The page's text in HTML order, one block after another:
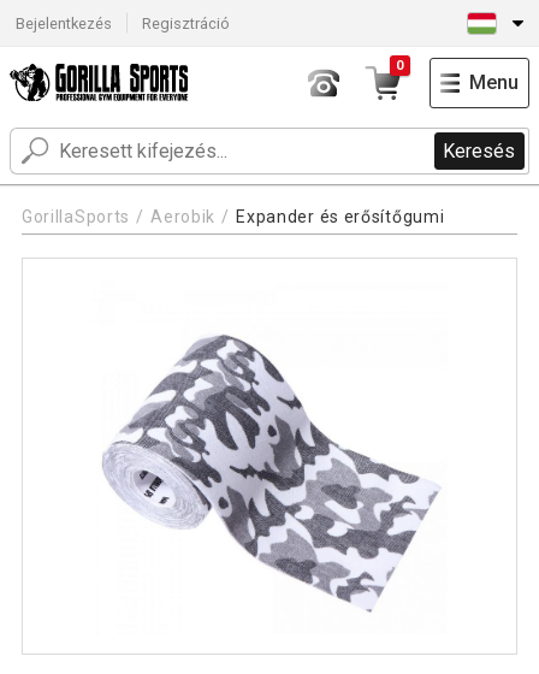
Bejelentkezés Regisztráció
Keresés
0
Menu
GorillaSports Aerobik Expander és erősítőgumi